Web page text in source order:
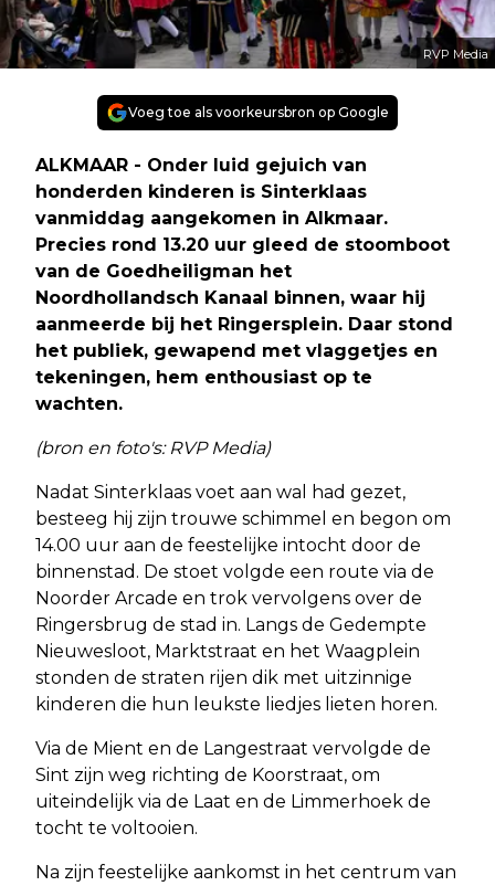
RVP Media
Voeg toe als voorkeursbron op Google
ALKMAAR - Onder luid gejuich van
honderden kinderen is Sinterklaas
vanmiddag aangekomen in Alkmaar.
Precies rond 13.20 uur gleed de stoomboot
van de Goedheiligman het
Noordhollandsch Kanaal binnen, waar hij
aanmeerde bij het Ringersplein. Daar stond
het publiek, gewapend met vlaggetjes en
tekeningen, hem enthousiast op te
wachten.
(bron en foto's: RVP Media)
Nadat Sinterklaas voet aan wal had gezet,
besteeg hij zijn trouwe schimmel en begon om
14.00 uur aan de feestelijke intocht door de
binnenstad. De stoet volgde een route via de
Noorder Arcade en trok vervolgens over de
Ringersbrug de stad in. Langs de Gedempte
Nieuwesloot, Marktstraat en het Waagplein
stonden de straten rijen dik met uitzinnige
kinderen die hun leukste liedjes lieten horen.
Via de Mient en de Langestraat vervolgde de
Sint zijn weg richting de Koorstraat, om
uiteindelijk via de Laat en de Limmerhoek de
tocht te voltooien.
Na zijn feestelijke aankomst in het centrum van